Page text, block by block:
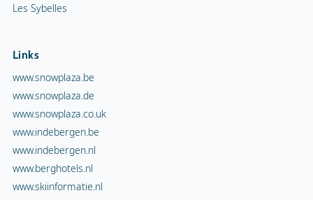
Les Sybelles
Links
www.snowplaza.be
www.snowplaza.de
www.snowplaza.co.uk
www.indebergen.be
www.indebergen.nl
www.berghotels.nl
www.skiinformatie.nl